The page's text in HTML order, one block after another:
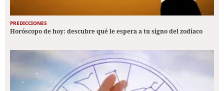
PREDICCIONES
Horóscopo de hoy: descubre qué le espera a tu signo del zodiaco